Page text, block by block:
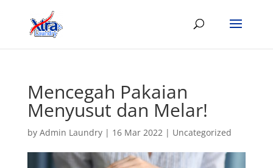
Mencegah Pakaian
Menyusut dan Melar!
by Admin Laundry| 16 Mar 2022| Uncategorized